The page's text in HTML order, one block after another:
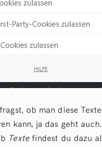
ob man diese
kann, ja das geht
Textefindest du dazu